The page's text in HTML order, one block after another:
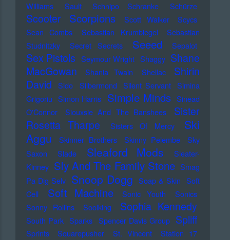
Williams
Sault Schnipo Schranke Schürze
Scooter Scorpions Scott Walker
Scycs
Sean Combs
Sebastian Krumbiegel
Sebastian
Studnitzky
Secret Secrets Seeed Sepalot
Sex Pistols Seymour Wright Shaggy Shane
MacGowan
Shania Twain Shellac
Shirin
David
Sido Silbermond Silent Servant Simina
Grigoriu Simon Harris Simple Minds Sinead
O'Connor
Siouxsie And The Banshees
Sister
Rosetta Tharpe
Sisters Of Mercy
Ski
Aggu
Skinner Brothers Skinny Pelembe
Sky
Saxon
Slade Sleaford Mods
Sleater-
Kinney Sly And The Family Stone Smag
Pa Dig Selv Snoop Dogg Soap & Skin Soft
Cell
Soft Machine Sonic Youth
Sonics
Sonny Rollins
Soolking Sophia Kennedy
South Park Sparks Spencer Davis Group Spliff
Sprints Squarepusher St. Vincent
Station 17